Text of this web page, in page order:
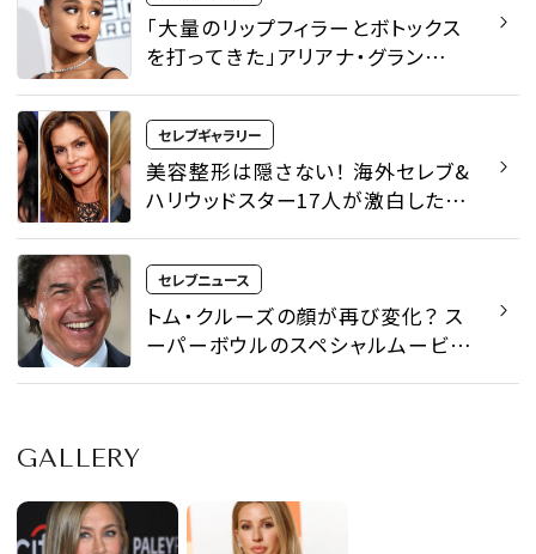
「大量のリップフィラーとボトックス
を打ってきた」アリアナ・グラン
- セレブニュース | SPUR
セレブギャラリー
美容整形は隠さない！ 海外セレブ&
ハリウッドスター17人が激白した
ー | SPUR
セレブニュース
トム・クルーズの顔が再び変化？ ス
ーパーボウルのスペシャルムービー
GALLERY